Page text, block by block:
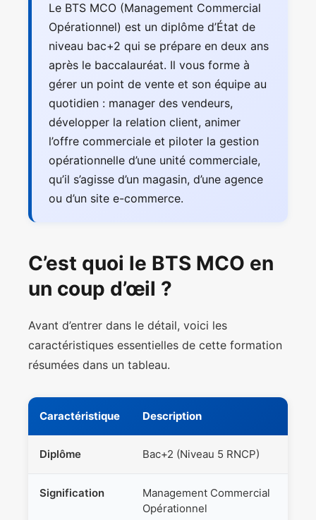
Le BTS MCO (Management Commercial
Opérationnel) est un diplôme d’État de
niveau bac+2 qui se prépare en deux ans
après le baccalauréat. Il vous forme à
gérer un point de vente et son équipe au
quotidien : manager des vendeurs,
développer la relation client, animer
l’offre commerciale et piloter la gestion
opérationnelle d’une unité commerciale,
qu’il s’agisse d’un magasin, d’une agence
ou d’un site e-commerce.
C’est quoi le BTS MCO en
un coup d’œil ?
Avant d’entrer dans le détail, voici les
caractéristiques essentielles de cette formation
résumées dans un tableau.
Caractéristique Description
Diplôme Bac+2 (Niveau 5 RNCP)
Signification
Management Commercial
Opérationnel